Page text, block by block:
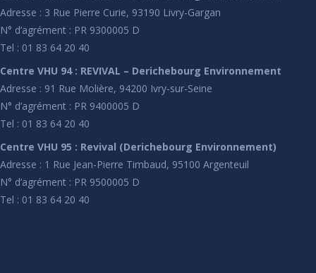
Adresse : 3 Rue Pierre Curie, 93190 Livry-Gargan
N° d’agrément : PR 9300005 D
Tel : 01 83 64 20 40
Centre VHU 94 : REVIVAL – Derichebourg Environnement
Adresse : 91 Rue Molière, 94200 Ivry-sur-Seine
N° d’agrément : PR 9400005 D
Tel : 01 83 64 20 40
Centre VHU 95 : Revival (Derichebourg Environnement)
Adresse : 1 Rue Jean-Pierre Timbaud, 95100 Argenteuil
N° d’agrément : PR 9500005 D
Tel : 01 83 64 20 40